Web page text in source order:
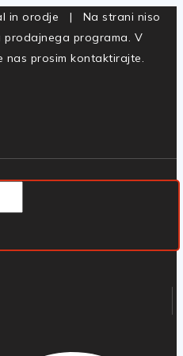
in orodje | Na strani niso
programa. V
nas prosim kontaktirajte.